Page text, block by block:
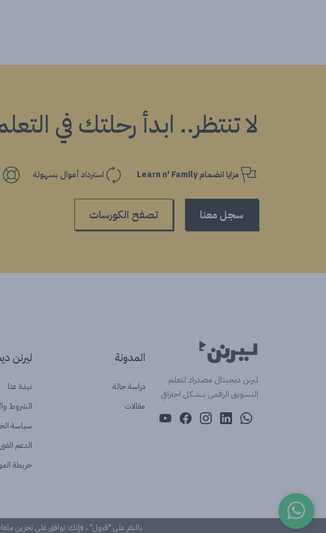
لا تنتظر.. ابدأ رحلتك في
مزايا انضمام Learn n' Family استرداد أموال بسهولة
سجل معنا تصفح الكورسات
ليرنن ديجيتال مصدرك لتعلم
التسويق الرقمي بــشكل احترافي
المدونة
دراسة حالة
مقالات
ليرنن
نبذة عنا
الشروط
سياسة
الدعم الفنى
خريطة
بالنقر على "قبول" ، فإنك توافق على تخزين